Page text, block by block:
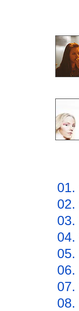
01.
02.
03.
04.
05.
06.
07.
08.